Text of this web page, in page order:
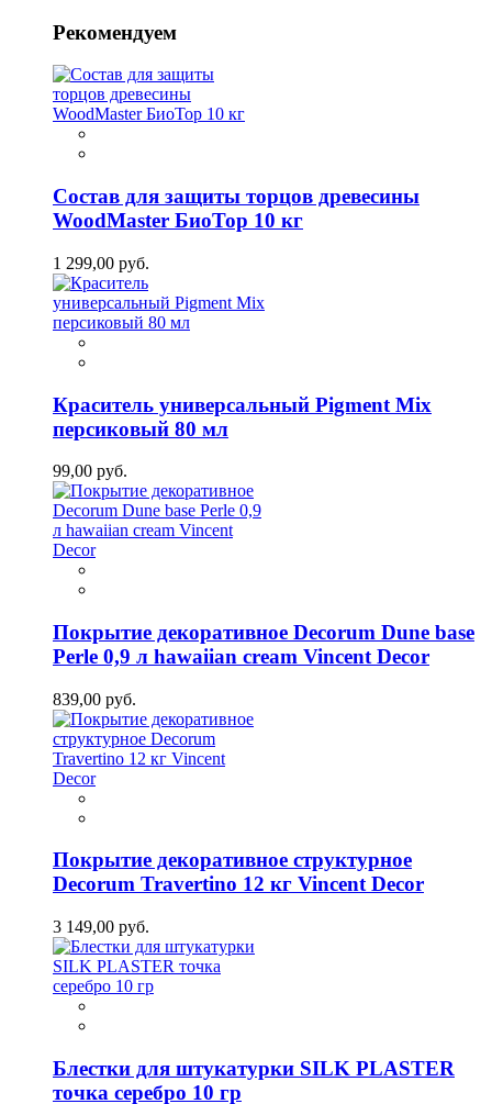
Рекомендуем
Состав для защиты торцов древесины
WoodMaster БиоТор 10 кг
1 299,00 руб.
Краситель универсальный Pigment Mix
персиковый 80 мл
99,00 руб.
Покрытие декоративное Decorum Dune base
Perle 0,9 л hawaiian cream Vincent Decor
839,00 руб.
Покрытие декоративное структурное
Decorum Travertino 12 кг Vincent Decor
3 149,00 руб.
Блестки для штукатурки SILK PLASTER
точка серебро 10 гр